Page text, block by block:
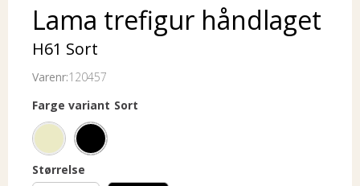
Lama trefigur håndlaget
H61 Sort
Varenr:120457
Farge variant Sort
Størrelse